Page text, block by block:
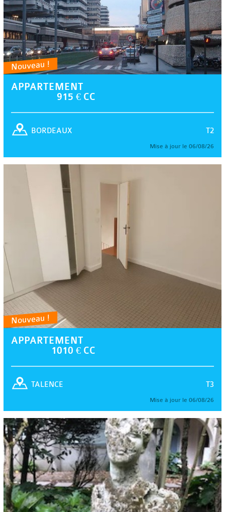
Nouveau !
APPARTEMENT
915 € CC
T2
BORDEAUX
Mise à jour le 06/08/26
Nouveau !
APPARTEMENT
1010 € CC
T3
TALENCE
Mise à jour le 06/08/26